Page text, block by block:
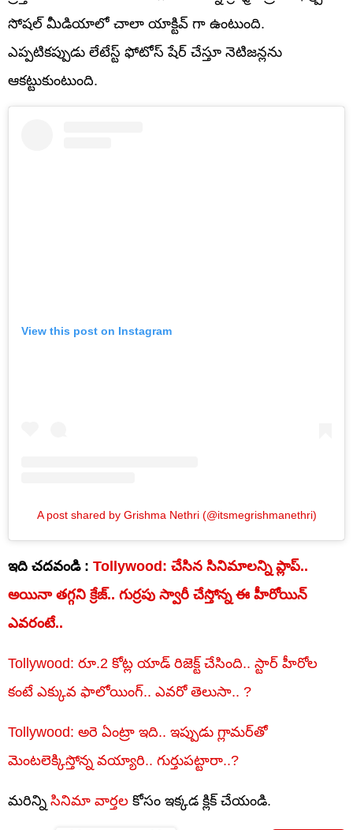
సోషల్ మీడియాలో చాలా యాక్టివ్ గా ఉంటుంది.
ఎప్పటికప్పుడు లేటేస్ట్ ఫోటోస్ షేర్ చేస్తూ నెటిజన్లను
ఆకట్టుకుంటుంది.
View this post on Instagram
A post shared by Grishma Nethri (@itsmegrishmanethri)
ఇది చదవండి : Tollywood: చేసిన సినిమాలన్ని ప్లాప్..
అయినా తగ్గని క్రేజ్.. గుర్రపు స్వారీ చేస్తోన్న ఈ హీరోయిన్
ఎవరంటే..
Tollywood: రూ.2 కోట్ల యాడ్ రిజెక్ట్ చేసింది.. స్టార్ హీరోల
కంటే ఎక్కువ ఫాలోయింగ్.. ఎవరో తెలుసా.. ?
Tollywood: అరె ఏంట్రా ఇది.. ఇప్పుడు గ్లామర్‏తో
మెంటలెక్కిస్తోన్న వయ్యారి.. గుర్తుపట్టారా..?
మరిన్ని సినిమా వార్తల కోసం ఇక్కడ క్లిక్ చేయండి.